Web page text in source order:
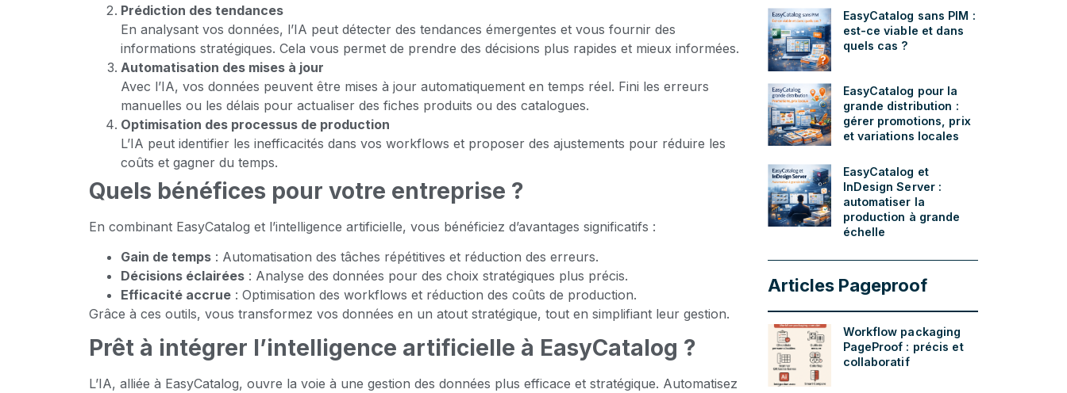
Prédiction des tendances
En analysant vos données, l’IA peut détecter des tendances émergentes et vous fournir des
informations stratégiques. Cela vous permet de prendre des décisions plus rapides et mieux informées.
Automatisation des mises à jour
Avec l’IA, vos données peuvent être mises à jour automatiquement en temps réel. Fini les erreurs
manuelles ou les délais pour actualiser des fiches produits ou des catalogues.
Optimisation des processus de production
L’IA peut identifier les inefficacités dans vos workflows et proposer des ajustements pour réduire les
coûts et gagner du temps.
Quels bénéfices pour votre entreprise ?
En combinant EasyCatalog et l’intelligence artificielle, vous bénéficiez d’avantages significatifs :
Gain de temps : Automatisation des tâches répétitives et réduction des erreurs.
Décisions éclairées : Analyse des données pour des choix stratégiques plus précis.
Efficacité accrue : Optimisation des workflows et réduction des coûts de production.
Grâce à ces outils, vous transformez vos données en un atout stratégique, tout en simplifiant leur gestion.
Prêt à intégrer l’intelligence artificielle à EasyCatalog ?
L’IA, alliée à EasyCatalog, ouvre la voie à une gestion des données plus efficace et stratégique. Automatisez
EasyCatalog sans PIM :
est-ce viable et dans
quels cas ?
EasyCatalog pour la
grande distribution :
gérer promotions, prix
et variations locales
EasyCatalog et
InDesign Server :
automatiser la
production à grande
échelle
Articles Pageproof
Workflow packaging
PageProof : précis et
collaboratif